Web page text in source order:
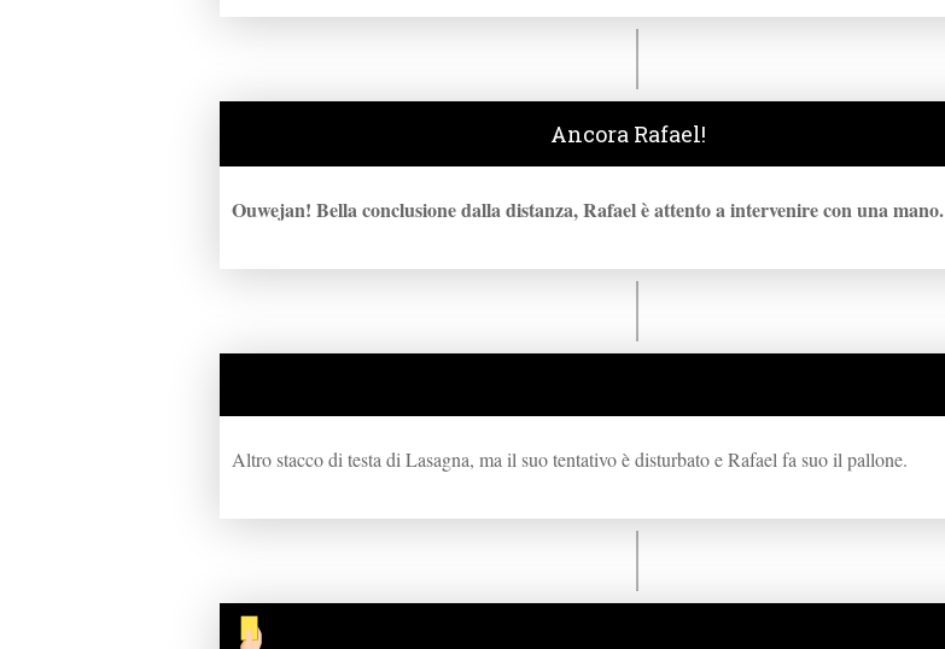
Ancora Rafael!
Ouwejan! Bella conclusione dalla distanza, Rafael è attento a intervenire con una mano.
Altro stacco di testa di Lasagna, ma il suo tentativo è disturbato e Rafael fa suo il pallone.